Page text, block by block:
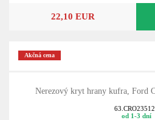
22,10 EUR
Akčná cena
Nerezový kryt hrany kufra, Ford
od 1-3 dní